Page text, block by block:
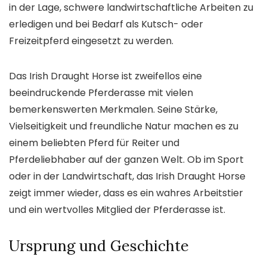
in der Lage, schwere landwirtschaftliche Arbeiten zu
erledigen und bei Bedarf als Kutsch- oder
Freizeitpferd eingesetzt zu werden.
Das Irish Draught Horse ist zweifellos eine
beeindruckende Pferderasse mit vielen
bemerkenswerten Merkmalen. Seine Stärke,
Vielseitigkeit und freundliche Natur machen es zu
einem beliebten Pferd für Reiter und
Pferdeliebhaber auf der ganzen Welt. Ob im Sport
oder in der Landwirtschaft, das Irish Draught Horse
zeigt immer wieder, dass es ein wahres Arbeitstier
und ein wertvolles Mitglied der Pferderasse ist.
Ursprung und Geschichte